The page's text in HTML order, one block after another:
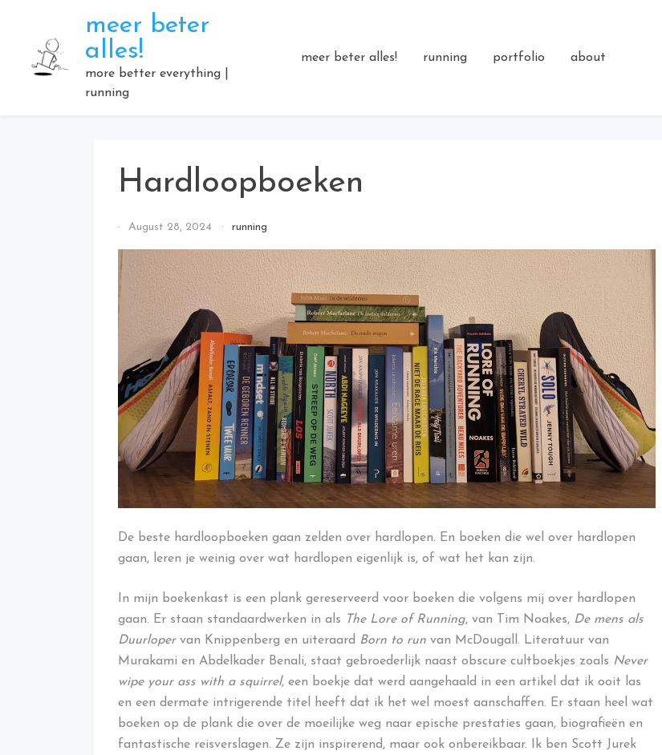
content
meer beter
alles!
more better everything |
running
meer beter alles! running portfolio about
Hardloopboeken
ByAugust 28, 2024 running
De beste hardloopboeken gaan zelden over hardlopen. En boeken die wel over hardlopen
gaan, leren je weinig over wat hardlopen eigenlijk is, of wat het kan zijn.
In mijn boekenkast is een plank gereserveerd voor boeken die volgens mij over hardlopen
gaan. Er staan standaardwerken in als The Lore of Running, van Tim Noakes, De mens als
Duurlopervan Knippenberg en uiteraard Born to run van McDougall. Literatuur van
Murakami en Abdelkader Benali, staat gebroederlijk naast obscure cultboekjes zoals Never
wipe your ass with a squirrel, een boekje dat werd aangehaald in een artikel dat ik ooit las
en een dermate intrigerende titel heeft dat ik het wel moest aanschaffen. Er staan heel wat
boeken op de plank die over de moeilijke weg naar epische prestaties gaan, biografieën en
fantastische reisverslagen. Ze zijn inspirerend, maar ook onbereikbaar. Ik ben Scott Jurek